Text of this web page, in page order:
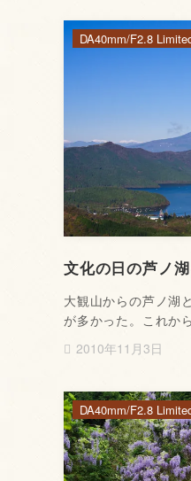
文化の日の芦ノ
大観山からの芦ノ湖
が多かった。これか
2010年11月3日
DA40mm/F2.8
DA40mm/F2.8